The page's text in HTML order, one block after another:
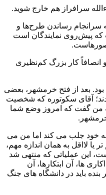
سرافراز هم خارج شوید.
سرانجام رساندن طرح‌ها و
که پیش‌روی نمایندگان است
کار بزرگ کم‌نظیری
بعد از فتح خرمشهر، بعضی
آقای سکوتوره که شخصیت
به من گفت که امروز وضع شما
خود جلب می کند اما من می
یا لااقل به همان اندازه مهم،
این عملیاتی که منتهی شد
ها، آن ابتکارها، آن
باید در دانشگاه های جنگ